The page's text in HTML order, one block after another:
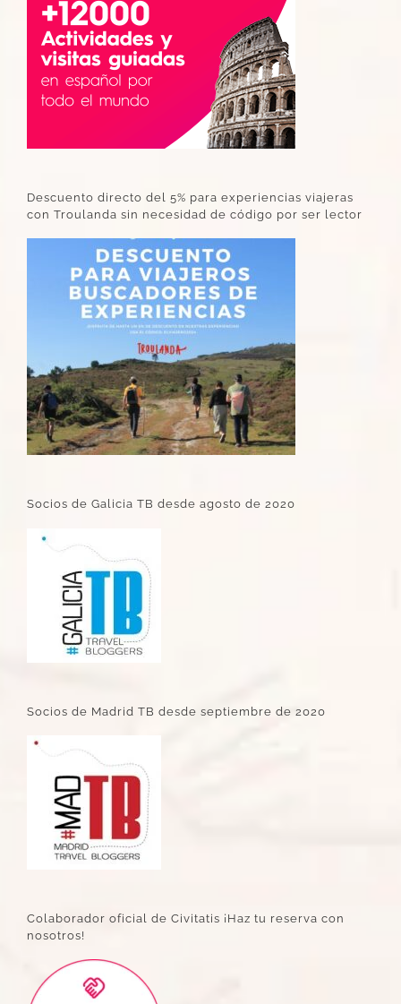
Descuento directo del 5% para experiencias viajeras
con Troulanda sin necesidad de código por ser lector
Socios de Galicia TB desde agosto de 2020
Socios de Madrid TB desde septiembre de 2020
Colaborador oficial de Civitatis ¡Haz tu reserva con
nosotros!